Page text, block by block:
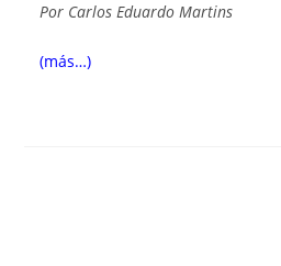
Por Carlos Eduardo Martins
(más…)